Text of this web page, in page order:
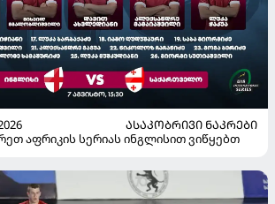
ᲐᲡᲐᲙᲝᲑᲠᲘᲕᲘ ᲜᲐᲙᲠᲔᲑᲘ
აფრიკის სერიას ინგლისით ვიწყებთ